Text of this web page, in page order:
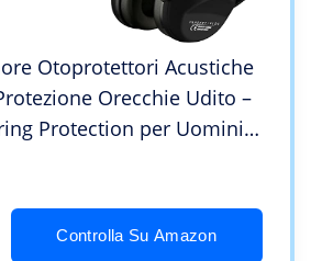
Otoprotettori Acustiche
Orecchie Udito –
Protection per Uomini
– Compatto Disegno
Controlla Su Amazon